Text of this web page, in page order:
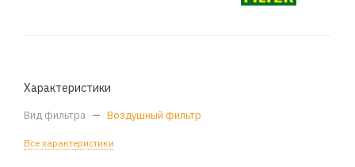
Характеристики
Вид фильтра — Воздушный фильтр
Все характеристики